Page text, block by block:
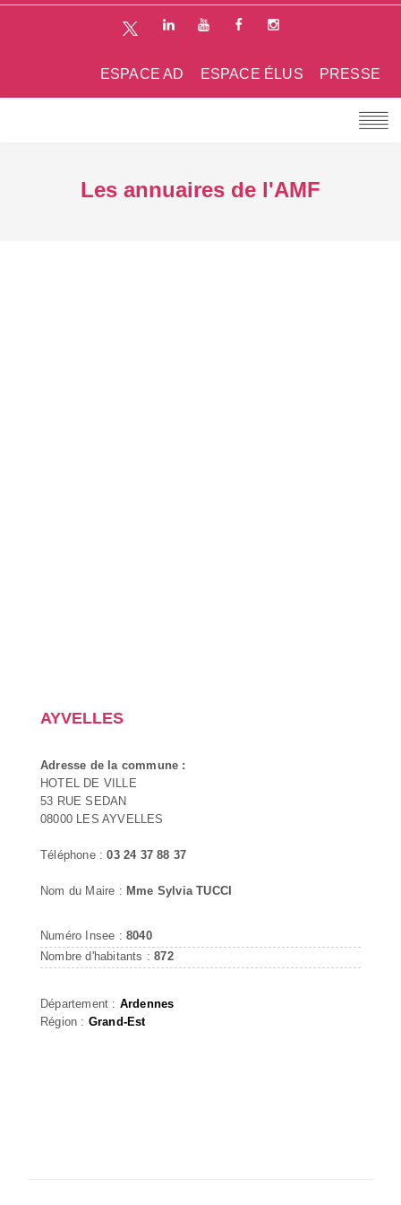
PRESSE
ESPACE ÉLUS
ESPACE AD
Les annuaires de l'AMF
AYVELLES
Adresse de la commune :
HOTEL DE VILLE
53 RUE SEDAN
08000 LES AYVELLES
Téléphone :03 24 37 88 37
Nom du Maire : Mme Sylvia TUCCI
Numéro Insee : 8040
Nombre d'habitants :872
Département : Ardennes
Région : Grand-Est